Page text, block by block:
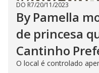
DO R7/20/11/2023
By Pamella
de princesa
Cantinho
O local é controlado